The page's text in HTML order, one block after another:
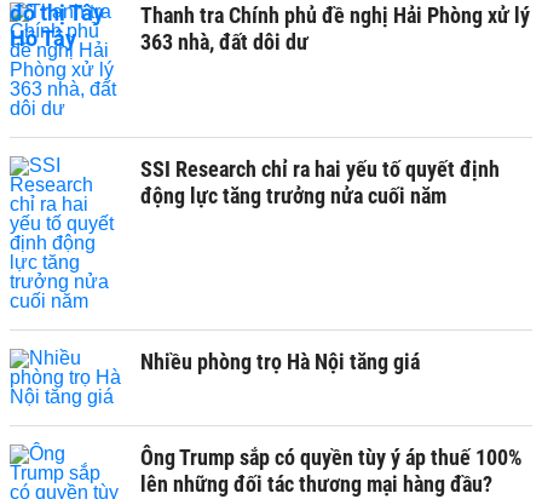
Thanh tra Chính phủ đề nghị Hải Phòng xử lý
363 nhà, đất dôi dư
SSI Research chỉ ra hai yếu tố quyết định
động lực tăng trưởng nửa cuối năm
Nhiều phòng trọ Hà Nội tăng giá
Ông Trump sắp có quyền tùy ý áp thuế 100%
lên những đối tác thương mại hàng đầu?